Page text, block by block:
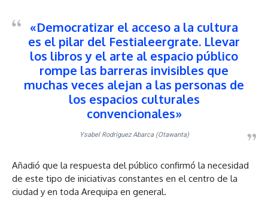
«Democratizar el acceso a la cultura
es el pilar del Festialeergrate. Llevar
los libros y el arte al espacio público
rompe las barreras invisibles que
muchas veces alejan a las personas de
los espacios culturales
convencionales»
Ysabel Rodríguez Abarca (Otawanta)
Añadió que la respuesta del público confirmó la necesidad
de este tipo de iniciativas constantes en el centro de la
ciudad y en toda Arequipa en general.